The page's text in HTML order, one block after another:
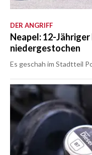
DER ANGRIFF
Neapel: 12-
niedergestochen
Es geschah im Stadtteil